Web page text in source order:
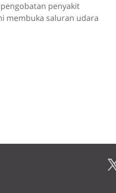
penyakit
membuka saluran udara